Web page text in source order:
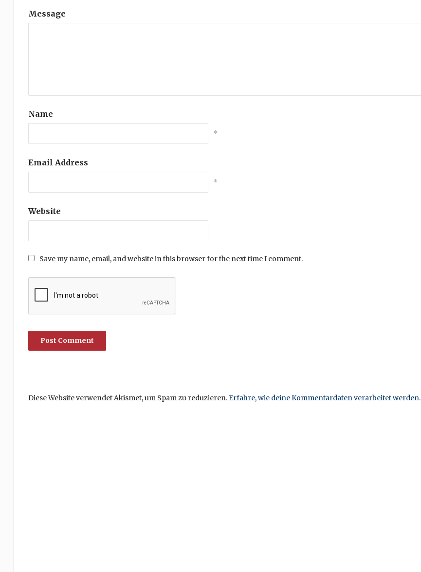
Message
Name
*
Email Address
*
Website
Save my name, email, and website in this browser for the next time I comment.
Diese Website verwendet Akismet, um Spam zu reduzieren.Erfahre, wie deine Kommentardaten verarbeitet werden.